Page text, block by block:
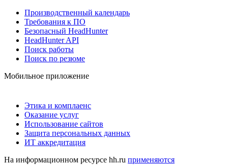
Производственный календарь
Требования к ПО
Безопасный HeadHunter
HeadHunter API
Поиск работы
Поиск по резюме
Мобильное приложение
Этика и комплаенс
Оказание услуг
Использование сайтов
Защита персональных данных
ИТ аккредитация
На информационном ресурсе hh.ru применяются